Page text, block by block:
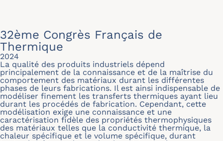
32ème Congrès Français de
Thermique
2024
La qualité des produits industriels dépend
principalement de la connaissance et de la maîtrise du
comportement des matériaux durant les différentes
phases de leurs fabrications. Il est ainsi indispensable de
modéliser finement les transferts thermiques ayant lieu
durant les procédés de fabrication. Cependant, cette
modélisation exige une connaissance et une
caractérisation fidèle des propriétés thermophysiques
des matériaux telles que la conductivité thermique, la
chaleur spécifique et le volume spécifique, durant